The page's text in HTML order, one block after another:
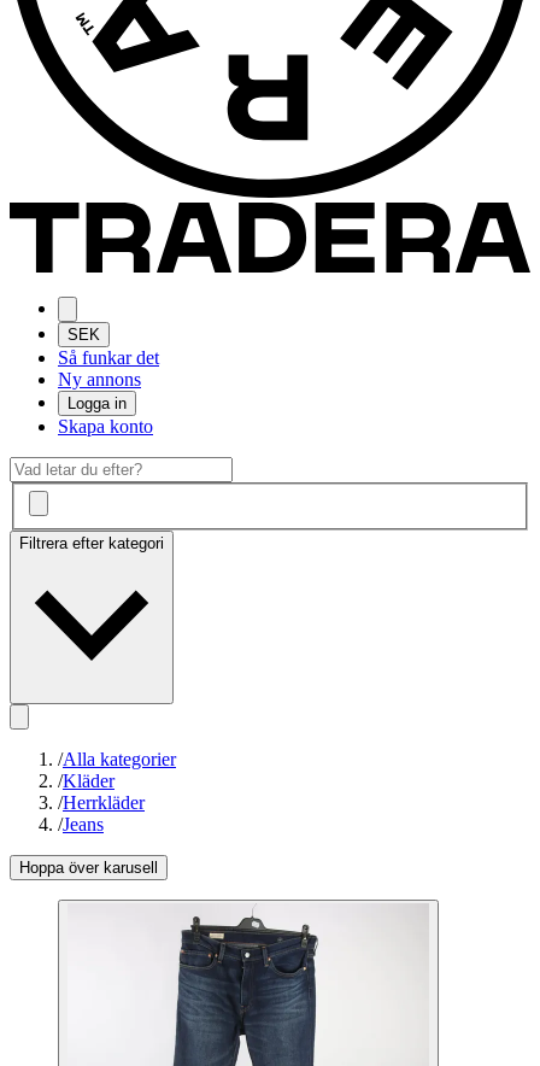
SEK
Så funkar det
Ny annons
Logga in
Skapa konto
Filtrera efter kategori
/Alla kategorier
/Kläder
/Herrkläder
/Jeans
Hoppa över karusell